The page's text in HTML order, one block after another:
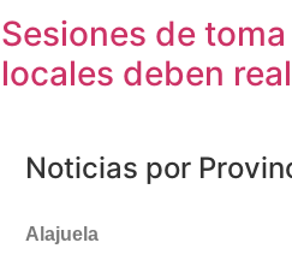
Sesiones de
locales deben
Noticias por
Alajuela